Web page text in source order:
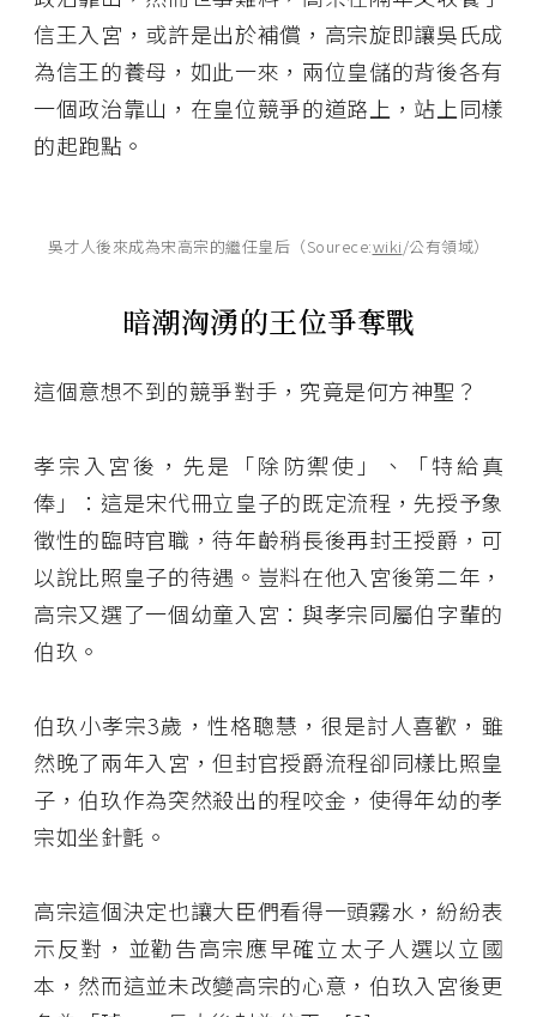
信王入宮，或許是出於補償，高宗旋即讓吳氏成
為信王的養母，如此一來，兩位皇儲的背後各有
一個政治靠山，在皇位競爭的道路上，站上同樣
的起跑點。
吳才人後來成為宋高宗的繼任皇后（Sourece:wiki/公有領域）
暗潮洶湧的王位爭奪戰
這個意想不到的競爭對手，究竟是何方神聖？
孝宗入宮後，先是「除防禦使」、「特給真
俸」：這是宋代冊立皇子的既定流程，先授予象
徵性的臨時官職，待年齡稍長後再封王授爵，可
以說比照皇子的待遇。豈料在他入宮後第二年，
高宗又選了一個幼童入宮：與孝宗同屬伯字輩的
伯玖。
伯玖小孝宗3歲，性格聰慧，很是討人喜歡，雖
然晚了兩年入宮，但封官授爵流程卻同樣比照皇
子，伯玖作為突然殺出的程咬金，使得年幼的孝
宗如坐針氈。
高宗這個決定也讓大臣們看得一頭霧水，紛紛表
示反對，並勸告高宗應早確立太子人選以立國
本，然而這並未改變高宗的心意，伯玖入宮後更